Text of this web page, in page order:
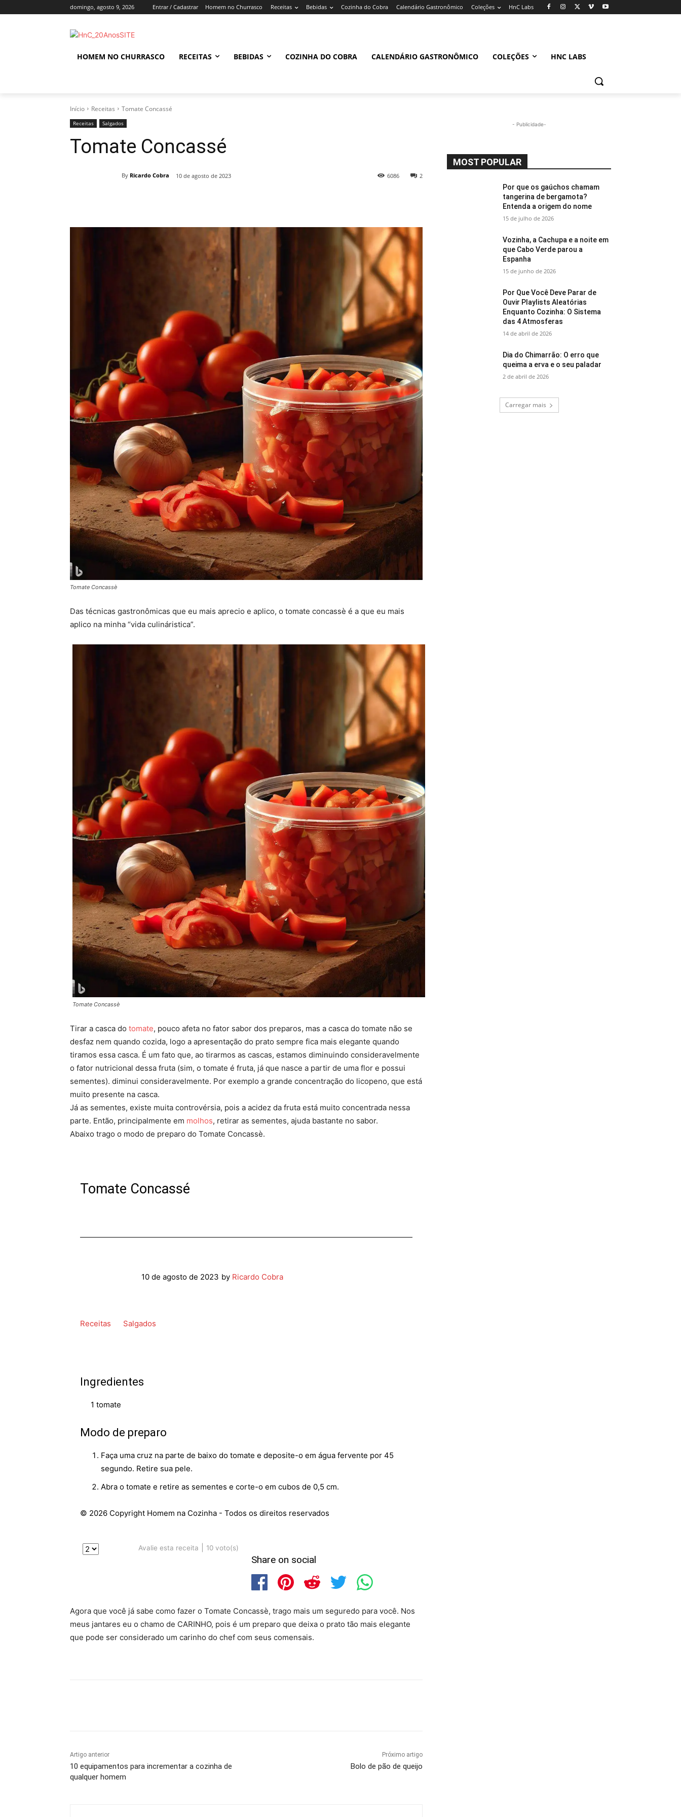
domingo, agosto 9, 2026 Entrar / Cadastrar Homem no Churrasco Receitas Bebidas Cozinha do Cobra Calendário Gastronômico Coleções HnC Labs
HOMEM NO CHURRASCO RECEITAS BEBIDAS COZINHA DO COBRA CALENDÁRIO GASTRONÔMICO COLEÇÕES HNC LABS
Início Receitas Tomate Concassé
Receitas Salgados
Tomate Concassé
By Ricardo Cobra 10 de agosto de 2023 2
6086
Tomate Concassè
Das técnicas gastronômicas que eu mais aprecio e aplico, o tomate concassè é a que eu mais
aplico na minha “vida culináristica”.
Tomate Concassè
Tirar a casca do tomate, pouco afeta no fator sabor dos preparos, mas a casca do tomate não se
desfaz nem quando cozida, logo a apresentação do prato sempre fica mais elegante quando
tiramos essa casca. É um fato que, ao tirarmos as cascas, estamos diminuindo consideravelmente
o fator nutricional dessa fruta (sim, o tomate é fruta, já que nasce a partir de uma flor e possui
sementes). diminui consideravelmente. Por exemplo a grande concentração do licopeno, que está
muito presente na casca.
Já as sementes, existe muita controvérsia, pois a acidez da fruta está muito concentrada nessa
parte. Então, principalmente em molhos, retirar as sementes, ajuda bastante no sabor.
Abaixo trago o modo de preparo do Tomate Concassè.
Tomate Concassé
10 de agosto de 2023 by Ricardo Cobra
Receitas Salgados
Ingredientes
1 tomate
Modo de preparo
Faça uma cruz na parte de baixo do tomate e deposite-o em água fervente por 45
segundo. Retire sua pele.
Abra o tomate e retire as sementes e corte-o em cubos de 0,5 cm.
© 2026 Copyright Homem na Cozinha - Todos os direitos reservados
Avalie esta receita 10 voto(s)
Share on social
Agora que você já sabe como fazer o Tomate Concassè, trago mais um seguredo para você. Nos
meus jantares eu o chamo de CARINHO, pois é um preparo que deixa o prato tão mais elegante
que pode ser considerado um carinho do chef com seus comensais.
Artigo anterior
10 equipamentos para incrementar a cozinha de
qualquer homem
Próximo artigo
Bolo de pão de queijo
- Publicidade-
MOST POPULAR
Por que os gaúchos chamam
tangerina de bergamota?
Entenda a origem do nome
15 de julho de 2026
Vozinha, a Cachupa e a noite em
que Cabo Verde parou a
Espanha
15 de junho de 2026
Por Que Você Deve Parar de
Ouvir Playlists Aleatórias
Enquanto Cozinha: O Sistema
das 4 Atmosferas
14 de abril de 2026
Dia do Chimarrão: O erro que
queima a erva e o seu paladar
2 de abril de 2026
Carregar mais